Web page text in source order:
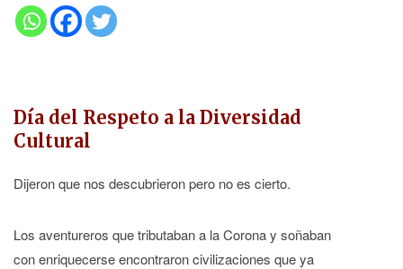
Día del Respeto a la Diversidad
Cultural
Dijeron que nos descubrieron pero no es cierto.
Los aventureros que tributaban a la Corona y soñaban
con enriquecerse encontraron civilizaciones que ya